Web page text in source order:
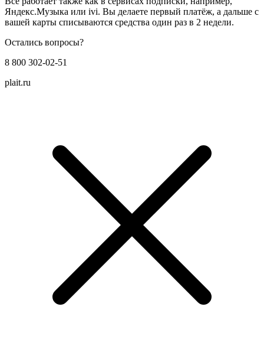
Яндекс.Музыка или ivi. Вы делаете первый платёж, а дальше с
вашей карты списываются средства один раз в 2 недели.
Остались вопросы?
8 800 302-02-51
plait.ru